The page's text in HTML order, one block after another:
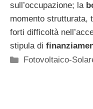
sull’occupazione; la
momento strutturata,
forti difficoltà
stipula di
Categorie
Fotovoltaico-